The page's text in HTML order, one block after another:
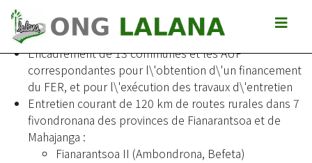
Développement de la capacité de maîtrise douvrage des
communes
Encadrement de 13 communes et les AUP
correspondantes pour l\'obtention d\'un financement
du FER, et pour l\'exécution des travaux d\'entretien
Entretien courant de 120 km de routes rurales dans 7
fivondronana des provinces de Fianarantsoa et de
Mahajanga :
Fianarantsoa II (Ambondrona, Befeta)